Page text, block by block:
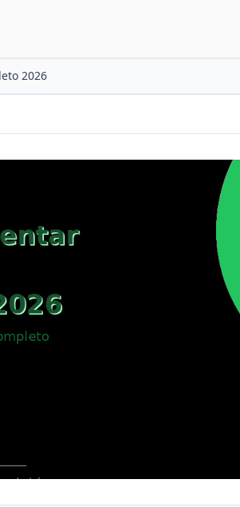
Guias para pais
Desenvolvimento
Sono do bebê
2026